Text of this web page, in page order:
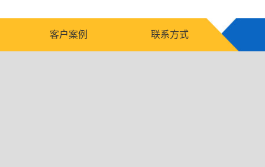
客户案例 联系方式